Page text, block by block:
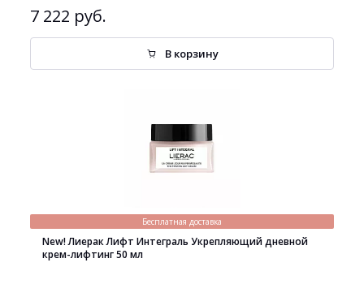
7 222 руб.
В корзину
Бесплатная доставка
New! Лиерак Лифт Интеграль Укрепляющий дневной
крем-лифтинг 50 мл